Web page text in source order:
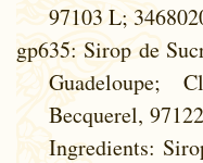
97103 L;
gp635: Sirop de
Guadeloupe;
Becquerel,
Ingredients: